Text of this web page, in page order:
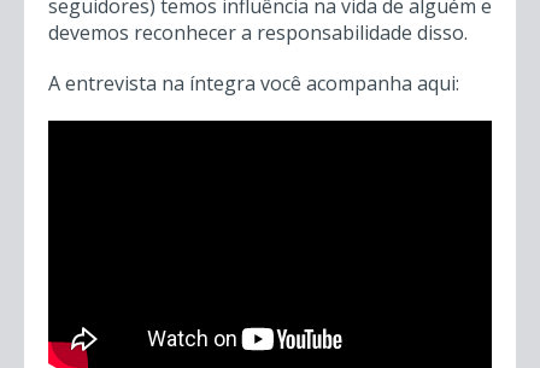
seguidores) temos influência na vida de alguém e
devemos reconhecer a responsabilidade disso.
A entrevista na íntegra você acompanha aqui: